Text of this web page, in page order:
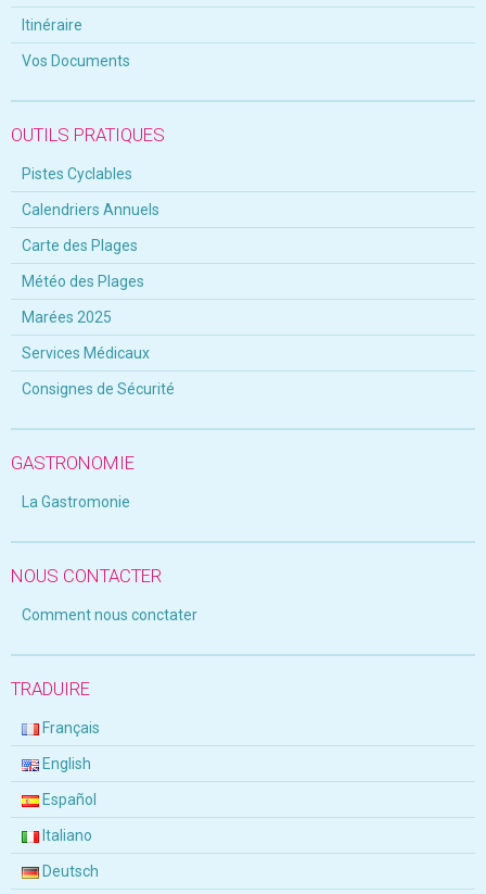
Itinéraire
Vos Documents
OUTILS PRATIQUES
Pistes Cyclables
Calendriers Annuels
Carte des Plages
Météo des Plages
Marées 2025
Services Médicaux
Consignes de Sécurité
GASTRONOMIE
La Gastromonie
NOUS CONTACTER
Comment nous conctater
TRADUIRE
Français
English
Español
Italiano
Deutsch